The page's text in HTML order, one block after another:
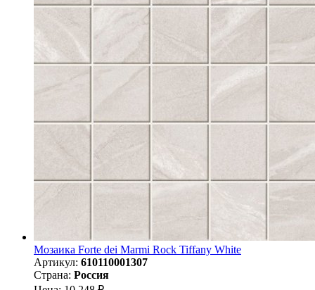
Мозаика Forte dei Marmi Rock Tiffany White
Артикул: 610110001307
Страна: Россия